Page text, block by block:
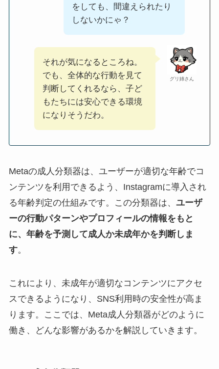
をしても、間違えられたり
しないかにゃ？
グリ姉さん
それが気になるところね。
でも、全体的な行動を見て
判断してくれるなら、子ど
もたちには安心できる環境
になりそうだわ。
Metaの成人分類器は、ユーザーが適切な年齢でコ
ンテンツを利用できるよう、Instagramに導入され
る年齢判定の仕組みです。この分類器は、 ユーザ
ーの行動パターンやプロフィールの情報をもと
に、年齢を予測して成人か未成年かを判断しま
す。
これにより、未成年が適切なコンテンツにアクセ
スできるようになり、SNS利用時の安全性が高ま
ります。ここでは、Meta成人分類器がどのように
働き、どんな影響があるかを解説していきます。